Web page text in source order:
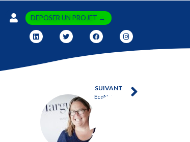
DEPOSER UN PROJET →
SUIVANT
EcoNature